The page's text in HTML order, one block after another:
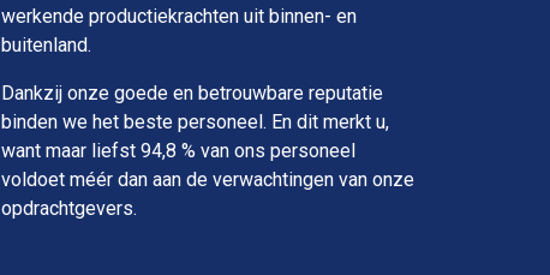
werkende productiekrachten uit binnen- en
buitenland.
Dankzij onze goede en betrouwbare reputatie
binden we het beste personeel. En dit merkt u,
want maar liefst 94,8 % van ons personeel
voldoet méér dan aan de verwachtingen van onze
opdrachtgevers.